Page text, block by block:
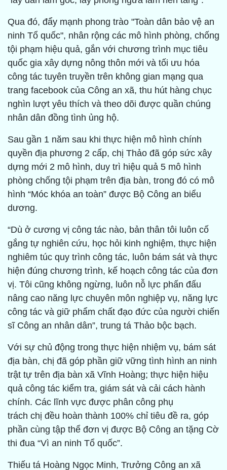
Qua đó, đẩy mạnh phong trào "Toàn dân bảo vệ an
ninh Tổ quốc", nhân rộng các mô hình phòng, chống
tội phạm hiệu quả, gắn với chương trình mục tiêu
quốc gia xây dựng nông thôn mới và tối ưu hóa
công tác tuyên truyền trên không gian mạng qua
trang facebook của Công an xã, thu hút hàng chục
nghìn lượt yêu thích và theo dõi được quần chúng
nhân dân đồng tình ủng hộ.
Sau gần 1 năm sau khi thực hiện mô hình chính
quyền địa phương 2 cấp, chị Thảo đã góp sức xây
dựng mới 2 mô hình, duy trì hiệu quả 5 mô hình
phòng chống tội phạm trên địa bàn, trong đó có mô
hình “Móc khóa an toàn” được Bộ Công an biểu
dương.
“Dù ở cương vị công tác nào, bản thân tôi luôn cố
gắng tự nghiên cứu, học hỏi kinh nghiệm, thực hiện
nghiêm túc quy trình công tác, luôn bám sát và thực
hiện đúng chương trình, kế hoạch công tác của đơn
vị. Tôi cũng không ngừng, luôn nỗ lực phấn đấu
nâng cao năng lực chuyên môn nghiệp vụ, năng lực
công tác và giữ phẩm chất đạo đức của người chiến
sĩ Công an nhân dân”, trung tá Thảo bộc bạch.
Với sự chủ động trong thực hiện nhiệm vụ, bám sát
địa bàn, chị đã góp phần giữ vững tình hình an ninh
trật tự trên địa bàn xã Vĩnh Hoàng; thực hiện hiệu
quả công tác kiểm tra, giám sát và cải cách hành
chính. Các lĩnh vực được phân công phụ
trách chị đều hoàn thành 100% chỉ tiêu đề ra, góp
phần cùng tập thể đơn vị được Bộ Công an tặng Cờ
thi đua “Vì an ninh Tổ quốc”.
Thiếu tá Hoàng Ngọc Minh, Trưởng Công an xã